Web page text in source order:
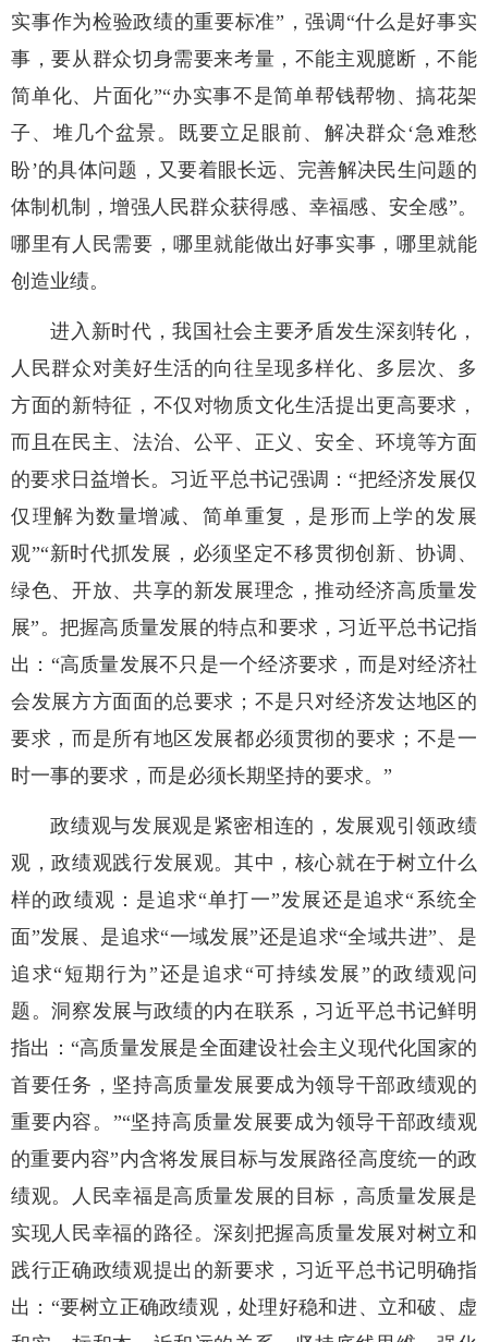
实事作为检验政绩的重要标准”，强调“什么是好事实
事，要从群众切身需要来考量，不能主观臆断，不能
简单化、片面化”“办实事不是简单帮钱帮物、搞花架
子、堆几个盆景。既要立足眼前、解决群众‘急难愁
盼’的具体问题，又要着眼长远、完善解决民生问题的
体制机制，增强人民群众获得感、幸福感、安全感”。
哪里有人民需要，哪里就能做出好事实事，哪里就能
创造业绩。
进入新时代，我国社会主要矛盾发生深刻转化，
人民群众对美好生活的向往呈现多样化、多层次、多
方面的新特征，不仅对物质文化生活提出更高要求，
而且在民主、法治、公平、正义、安全、环境等方面
的要求日益增长。习近平总书记强调：“把经济发展仅
仅理解为数量增减、简单重复，是形而上学的发展
观”“新时代抓发展，必须坚定不移贯彻创新、协调、
绿色、开放、共享的新发展理念，推动经济高质量发
展”。把握高质量发展的特点和要求，习近平总书记指
出：“高质量发展不只是一个经济要求，而是对经济社
会发展方方面面的总要求；不是只对经济发达地区的
要求，而是所有地区发展都必须贯彻的要求；不是一
时一事的要求，而是必须长期坚持的要求。”
政绩观与发展观是紧密相连的，发展观引领政绩
观，政绩观践行发展观。其中，核心就在于树立什么
样的政绩观：是追求“单打一”发展还是追求“系统全
面”发展、是追求“一域发展”还是追求“全域共进”、是
追求“短期行为”还是追求“可持续发展”的政绩观问
题。洞察发展与政绩的内在联系，习近平总书记鲜明
指出：“高质量发展是全面建设社会主义现代化国家的
首要任务，坚持高质量发展要成为领导干部政绩观的
重要内容。”“坚持高质量发展要成为领导干部政绩观
的重要内容”内含将发展目标与发展路径高度统一的政
绩观。人民幸福是高质量发展的目标，高质量发展是
实现人民幸福的路径。深刻把握高质量发展对树立和
践行正确政绩观提出的新要求，习近平总书记明确指
出：“要树立正确政绩观，处理好稳和进、立和破、虚